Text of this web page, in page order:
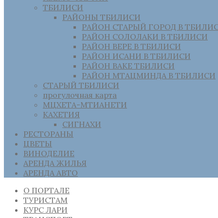
ТБИЛИСИ
РАЙОНЫ ТБИЛИСИ
РАЙОН СТАРЫЙ ГОРОД В
РАЙОН СОЛОЛАКИ В ТБИЛИСИ
РАЙОН ВЕРЕ В ТБИЛИСИ
РАЙОН ИСАНИ В ТБИЛИСИ
РАЙОН ВАКЕ ТБИЛИСИ
РАЙОН МТАЦМИНДА В ТБИЛИСИ
СТАРЫЙ ТБИЛИСИ
прогулочная карта
МЦХЕТА-МТИАНЕТИ
КАХЕТИЯ
СИГНАХИ
РЕСТОРАНЫ
ЦВЕТЫ
ВИНОДЕЛИЕ
АРЕНДА ЖИЛЬЯ
АРЕНДА АВТО
О ПОРТАЛЕ
ТУРИСТАМ
КУРС ЛАРИ